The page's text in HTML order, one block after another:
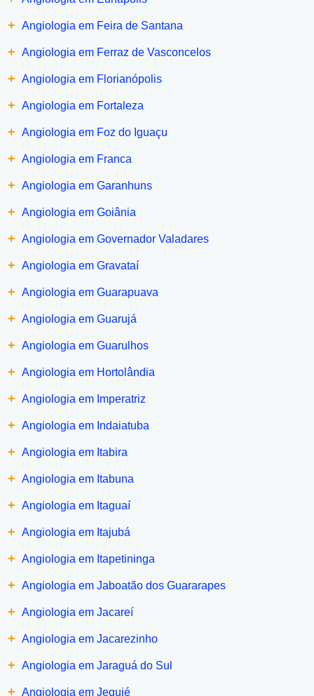
+ Angiologia em Feira de Santana
+ Angiologia em Ferraz de Vasconcelos
+ Angiologia em Florianópolis
+ Angiologia em Fortaleza
+ Angiologia em Foz do Iguaçu
+ Angiologia em Franca
+ Angiologia em Garanhuns
+ Angiologia em Goiânia
+ Angiologia em Governador Valadares
+ Angiologia em Gravataí
+ Angiologia em Guarapuava
+ Angiologia em Guarujá
+ Angiologia em Guarulhos
+ Angiologia em Hortolândia
+ Angiologia em Imperatriz
+ Angiologia em Indaiatuba
+ Angiologia em Itabira
+ Angiologia em Itabuna
+ Angiologia em Itaguaí
+ Angiologia em Itajubá
+ Angiologia em Itapetininga
+ Angiologia em Jaboatão dos Guararapes
+ Angiologia em Jacareí
+ Angiologia em Jacarezinho
+ Angiologia em Jaraguá do Sul
+ Angiologia em Jequié